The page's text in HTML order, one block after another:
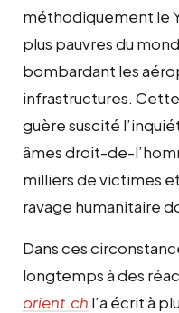
méthodiquement le
plus pauvres du
bombardant les
infrastructures. Cette
guère suscité
âmes droit-de-
milliers de victimes
ravage humanitaire
Dans ces
longtemps à des
orient.ch l’a écrit à